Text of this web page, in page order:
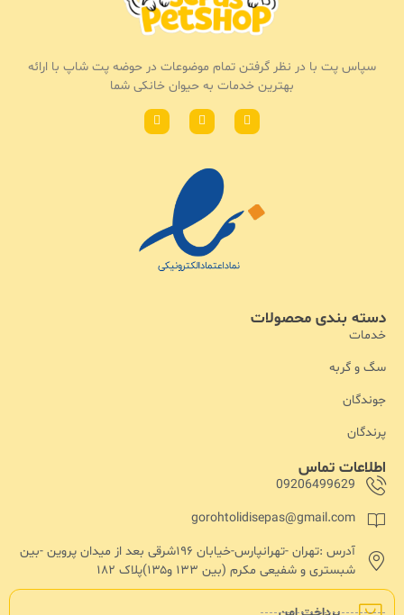
اطلاعات تماس
09206499629
gorohtolidisepas@gmail.com
آدرس :تهران -تهرانپارس-خیابان ۱۹۶شرقی بعد از میدان پروین -بین
شبستری و شفیعی مکرم (بین ۱۳۳ و۱۳۵)پلاک ۱۸۲
دسته بندی محصولات
خدمات
سگ و گربه
جوندگان
پرندگان
سپاس پت با در نظر گرفتن تمام موضوعات در حوضه پت شاپ با ارائه
بهترین خدمات به حیوان خانکی شما